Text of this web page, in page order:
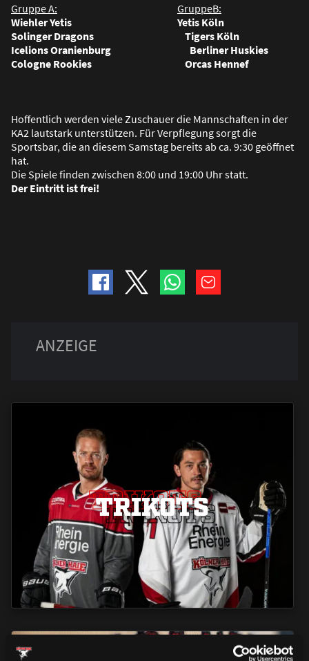
Gruppe A:
GruppeB:
Wiehler Yetis Yetis Köln
Solinger Dragons Tigers Köln
Icelions Oranienburg Berliner Huskies
Cologne Rookies Orcas Hennef
Hoffentlich werden viele Zuschauer die Mannschaften in der
KA2 lautstark unterstützen. Für Verpflegung sorgt die
Sportsbar, die an diesem Samstag bereits ab ca. 9:30 geöffnet
hat.
Die Spiele finden zwischen 8:00 und 19:00 Uhr statt.
Der Eintritt ist frei!
TRIKOTS
TRIKOTS
TRIKOTS